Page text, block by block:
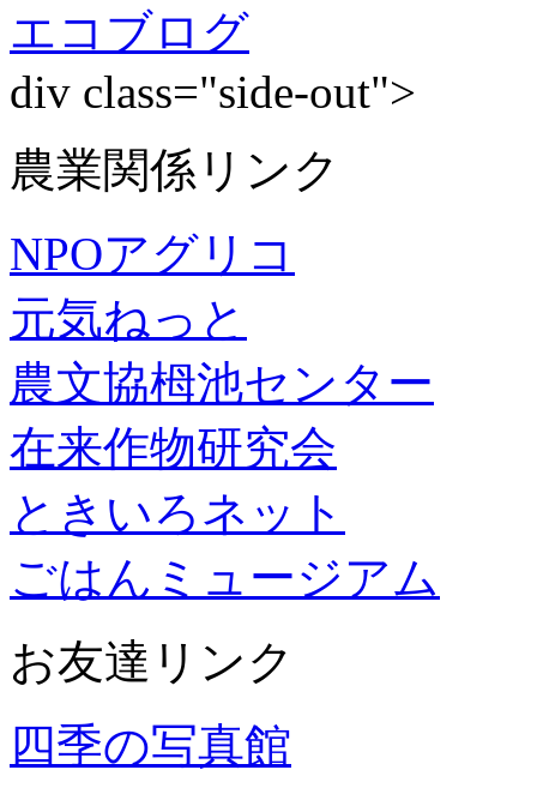
エコブログ
div class="side-out">
農業関係リンク
NPOアグリコ
元気ねっと
農文協栂池センター
在来作物研究会
ときいろネット
ごはんミュージアム
お友達リンク
四季の写真館